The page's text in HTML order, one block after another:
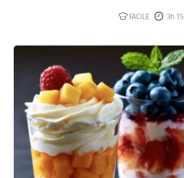
FACILE 3h